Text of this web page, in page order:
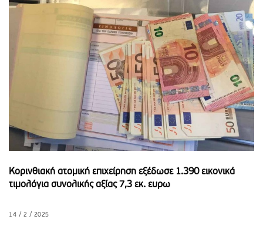
Κορινθιακή ατομική επιχείρηση εξέδωσε 1.390 εικονικά
τιμολόγια συνολικής αξίας 7,3 εκ. ευρω
14 / 2 / 2025